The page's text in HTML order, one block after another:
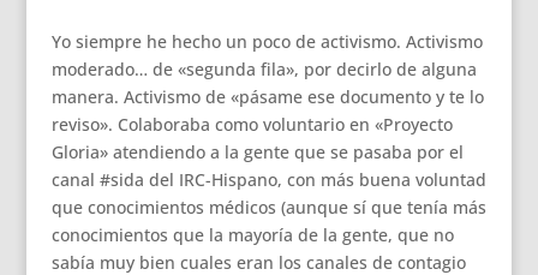
Yo siempre he hecho un poco de activismo. Activismo
moderado… de «segunda fila», por decirlo de alguna
manera. Activismo de «pásame ese documento y te lo
reviso». Colaboraba como voluntario en «Proyecto
Gloria» atendiendo a la gente que se pasaba por el
canal #sida del IRC-Hispano, con más buena voluntad
que conocimientos médicos (aunque sí que tenía más
conocimientos que la mayoría de la gente, que no
sabía muy bien cuales eran los canales de contagio